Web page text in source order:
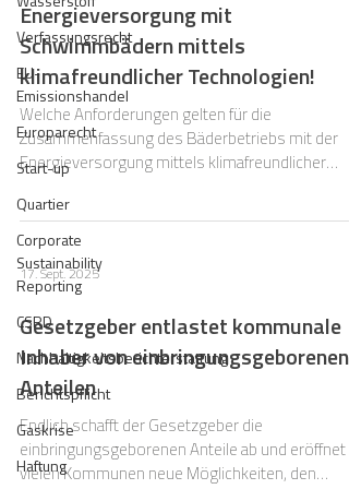
Verfassungsrecht
EU-
Emissionshandel
Europarecht
Start-up
Quartier
Corporate
Sustainability
Reporting
CSRD
Nachhaltigkeitsberichterstattung
Berichtspflicht
Gaskrise
Haftung
Energieversorgung mit
Schwimmbädern mittels
klimafreundlicher Technologien!
Welche Anforderungen gelten für die
Zusammenfassung des Bäderbetriebs mit der
Energieversorgung mittels klimafreundlicher
17. Sept. 2025
Gesetzgeber entlastet kommunale
Inhaber von einbringungsgeborenen
Anteilen
Endlich schafft der Gesetzgeber die
einbringungsgeborenen Anteile ab und eröffnet
vielen Kommunen neue Möglichkeiten, den